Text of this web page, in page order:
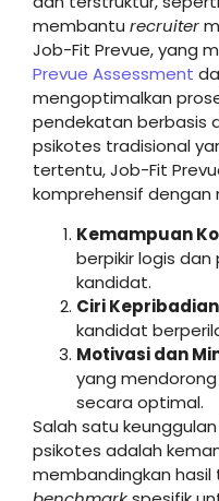
membantu recruiter
Job-Fit Prevue, yang
Prevue Assessment
mengoptimalkan
pendekatan berbasis
psikotes tradisional
tertentu, Job-Fit
komprehensif dengan
Kemampuan
berpikir logis
kandidat.
Ciri Kepribadian
kandidat
Motivasi dan
yang
secara optimal.
Salah satu
psikotes adalah
membandingkan